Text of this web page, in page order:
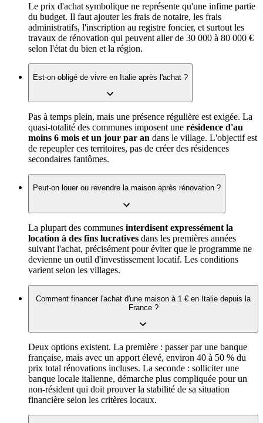
Le prix d'achat symbolique ne représente qu'une infime partie
du budget. Il faut ajouter les frais de notaire, les frais
administratifs, l'inscription au registre foncier, et surtout les
travaux de rénovation qui peuvent aller de 30 000 à 80 000 €
selon l'état du bien et la région.
Est-on obligé de vivre en Italie après l'achat ?
Pas à temps plein, mais une présence régulière est exigée. La
quasi-totalité des communes imposent une résidence d'au
moins 6 mois et un jour par an dans le village. L'objectif est
de repeupler ces territoires, pas de créer des résidences
secondaires fantômes.
Peut-on louer ou revendre la maison après rénovation ?
La plupart des communes interdisent expressément la
location à des fins lucratives dans les premières années
suivant l'achat, précisément pour éviter que le programme ne
devienne un outil d'investissement locatif. Les conditions
varient selon les villages.
Comment financer l'achat d'une maison à 1 € en Italie depuis la
France ?
Deux options existent. La première : passer par une banque
française, mais avec un apport élevé, environ 40 à 50 % du
prix total rénovations incluses. La seconde : solliciter une
banque locale italienne, démarche plus compliquée pour un
non-résident qui doit prouver la stabilité de sa situation
financière selon les critères locaux.